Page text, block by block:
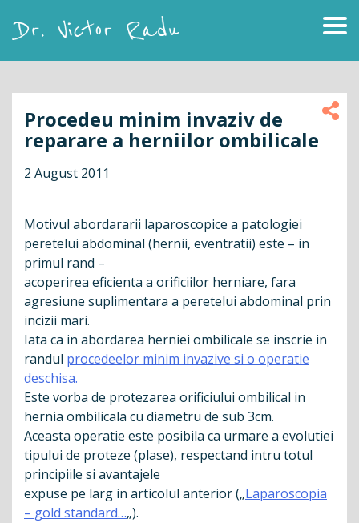
Procedeu minim invaziv de
reparare a herniilor ombilicale
2 August 2011
Motivul abordararii laparoscopice a patologiei
peretelui abdominal (hernii, eventratii) este – in
primul rand –
acoperirea eficienta a orificiilor herniare, fara
agresiune suplimentara a peretelui abdominal prin
incizii mari.
Iata ca in abordarea herniei ombilicale se inscrie in
randul procedeelor minim invazive si o operatie
deschisa.
Este vorba de protezarea orificiului ombilical in
hernia ombilicala cu diametru de sub 3cm.
Aceasta operatie este posibila ca urmare a evolutiei
tipului de proteze (plase), respectand intru totul
principiile si avantajele
expuse pe larg in articolul anterior („Laparoscopia
– gold standard…„).